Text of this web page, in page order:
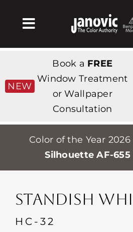
Toggle
Navigation
Products & Services
가게
Professionals
Stores
Events
접촉
NEW
Book a FREE
Window Treatment
or Wallpaper
Consultation
Color of the Year 2026
Silhouette AF-655
STANDISH
HC-32